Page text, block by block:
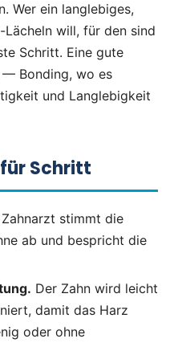
Wer ein langlebiges,
will, für den sind
Schritt. Eine gute
Bonding, wo es
und Langlebigkeit
Schritt
stimmt die
ab und bespricht die
Der Zahn wird leicht
damit das Harz
oder ohne